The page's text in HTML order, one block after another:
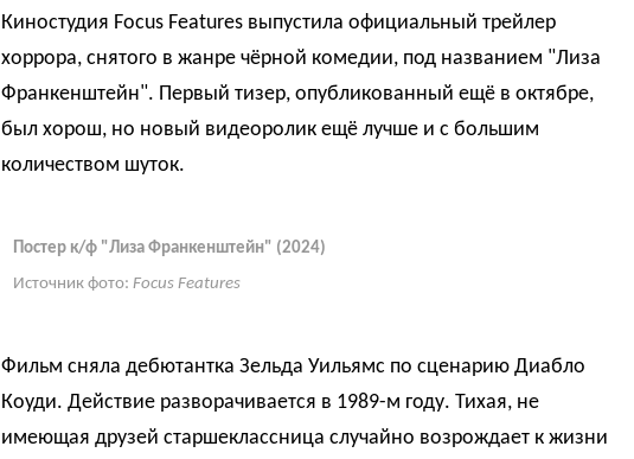
Киностудия Focus Features выпустила официальный трейлер
хоррора, снятого в жанре чёрной комедии, под названием "Лиза
Франкенштейн". Первый тизер, опубликованный ещё в октябре,
был хорош, но новый видеоролик ещё лучше и с большим
количеством шуток.
Постер к/ф "Лиза Франкенштейн" (2024)
Источник фото: Focus Features
Фильм сняла дебютантка Зельда Уильямс по сценарию Диабло
Коуди. Действие разворачивается в 1989-м году. Тихая, не
имеющая друзей старшеклассница случайно возрождает к жизни